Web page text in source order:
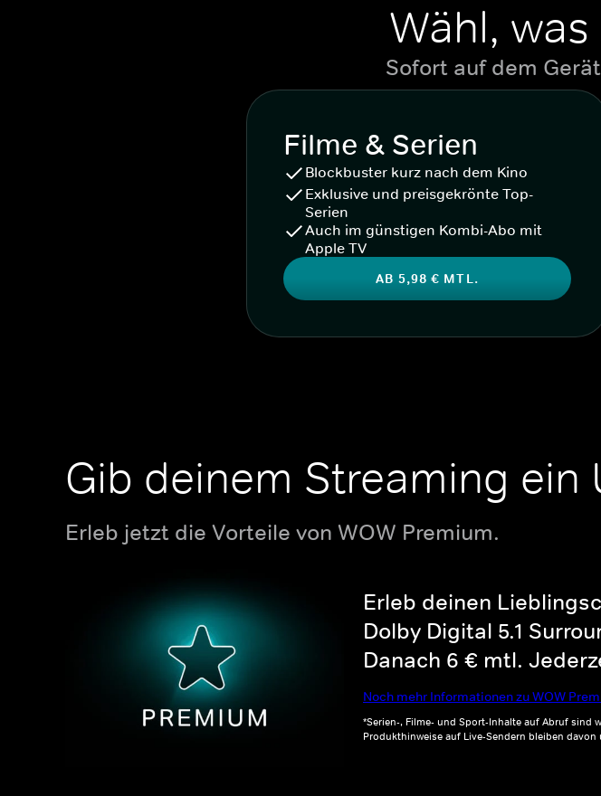
Wähl,
Sofort auf dem
Filme & Serien
Blockbuster kurz nach dem Kino
Exklusive und preisgekrönte Top-
Serien
Auch im günstigen Kombi-Abo mit
Apple TV
AB 5,98 € MTL.
Gib deinem Streaming ein
Erleb jetzt die Vorteile von WOW Premium.
Erleb deinen
Dolby Digital 5.1
Danach 6 € mtl.
Noch mehr Informationen zu WOW
*Serien-, Filme- und Sport-Inhalte auf Abruf sind
Produkthinweise auf Live-Sendern bleiben davon